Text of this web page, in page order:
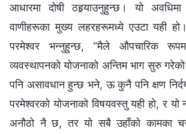
आधारमा दोषी ठहर्‍याउनुहुन्छ। यो
वाणीहरूका मुख्य लहरहरूमध्ये एउटा यही
परमेश्‍वर भन्‍नुहुन्छ, “मैले औपचारिक रूपमा
व्यवस्थापनको योजनाको अन्तिम भाग सुरु
पनि असावधान हुन्छ भने, ऊ कुनै पनि क्षण
परमेश्‍वरको योजनाको विषयवस्तु यही हो, र
अनौठो नै छ, तर यो सबै उहाँको कामका